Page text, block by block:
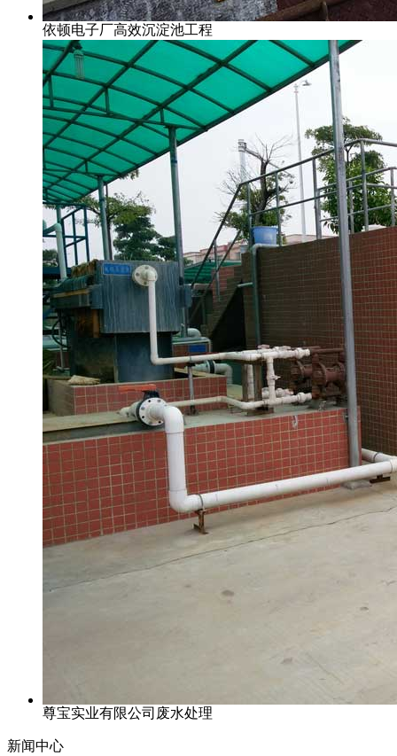
依顿电子厂高效沉淀池工程
尊宝实业有限公司废水处理
新闻中心